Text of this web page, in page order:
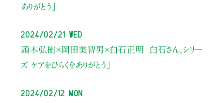
ありがとう」
2024/02/21 Wed
頭木弘樹×岡田美智男×白石正明 「白石さん、シリー
ズ ケアをひらくをありがとう」
2024/02/12 Mon